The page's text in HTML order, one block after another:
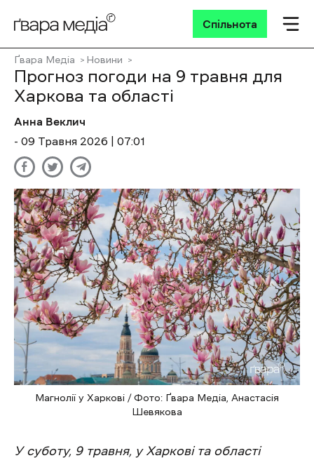
Спільнота
Ґвара Медіа Новини
Прогноз погоди на 9 травня для
Харкова та області
Анна Веклич
- 09 Травня 2026 | 07:01
Магнолії у Харкові / Фото: Ґвара Медіа, Анастасія
Шевякова
У суботу, 9 травня, у Харкові та області